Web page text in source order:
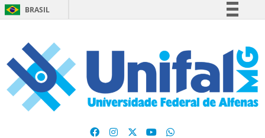
BRASIL
Participe
Acesso à informação
Legislação